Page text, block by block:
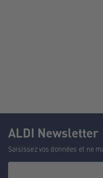
ALDI Newsletter
Saisissez vos données et ne